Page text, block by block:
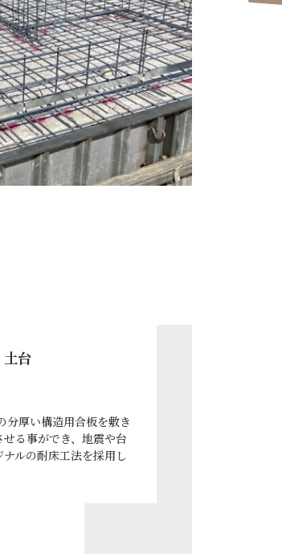
台
厚い構造用合板を敷き
る事ができ、地震や台
ルの耐床工法を採用し